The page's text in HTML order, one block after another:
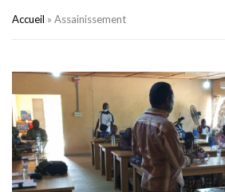
Accueil » Assainissement